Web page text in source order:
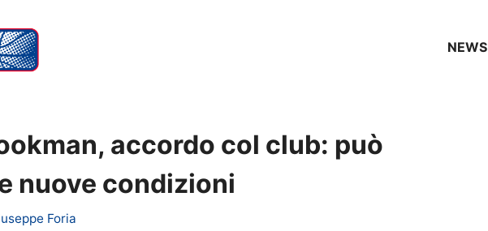
NEWS
accordo col club: può
nuove condizioni
Foria